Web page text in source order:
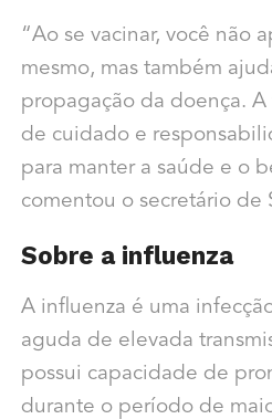
“Ao se vacinar, você não
mesmo, mas também
propagação da doença. A
de cuidado e
para manter a saúde e o
comentou o secretário de
Sobre a influenza
A influenza é uma
aguda de elevada
possui capacidade de
durante o período de